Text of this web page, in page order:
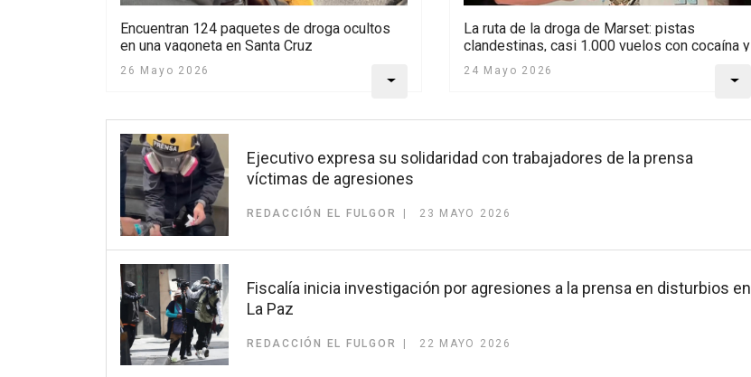
Encuentran 124 paquetes de droga ocultos
en una vagoneta en Santa Cruz
26 Mayo 2026
La ruta de la droga de Marset: pistas
clandestinas, casi 1.000 vuelos con cocaína y
contenedores de bajo riesgo
24 Mayo 2026
Ejecutivo expresa su solidaridad con trabajadores de la prensa
víctimas de agresiones
REDACCIÓN EL FULGOR 23 MAYO 2026
Fiscalía inicia investigación por agresiones a la prensa en disturbios en
La Paz
REDACCIÓN EL FULGOR 22 MAYO 2026